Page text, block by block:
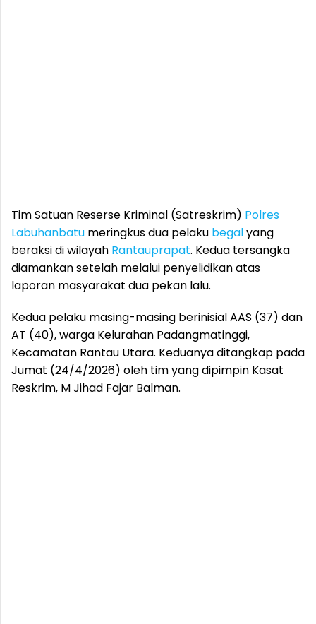
Tim Satuan Reserse Kriminal (Satreskrim) Polres
Labuhanbatu meringkus dua pelaku begalyang
beraksi di wilayah Rantauprapat. Kedua tersangka
diamankan setelah melalui penyelidikan atas
laporan masyarakat dua pekan lalu.
Kedua pelaku masing-masing berinisial AAS (37) dan
AT (40), warga Kelurahan Padangmatinggi,
Kecamatan Rantau Utara. Keduanya ditangkap pada
Jumat (24/4/2026) oleh tim yang dipimpin Kasat
Reskrim, M Jihad Fajar Balman.